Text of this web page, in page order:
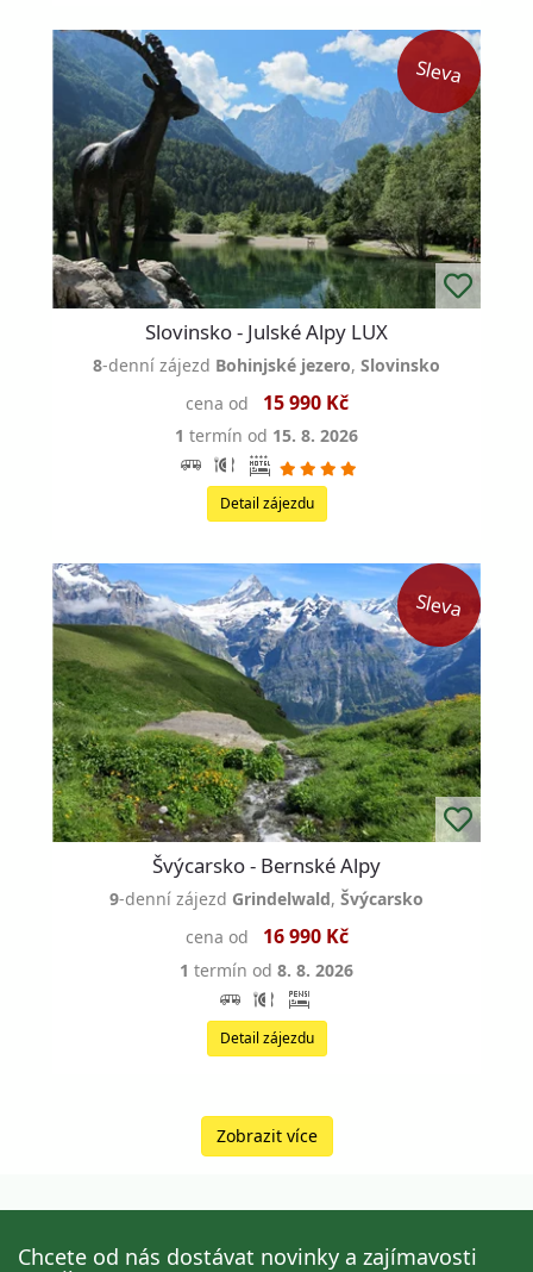
Slovinsko - Julské Alpy LUX
8-denní zájezd Bohinjské jezero, Slovinsko
cena od
15 990 Kč
1 termín od 15. 8. 2026
Detail zájezdu
Švýcarsko - Bernské Alpy
9-denní zájezd Grindelwald, Švýcarsko
cena od
16 990 Kč
1 termín od 8. 8. 2026
Detail zájezdu
Zobrazit více
Chcete od nás dostávat novinky a zajímavosti